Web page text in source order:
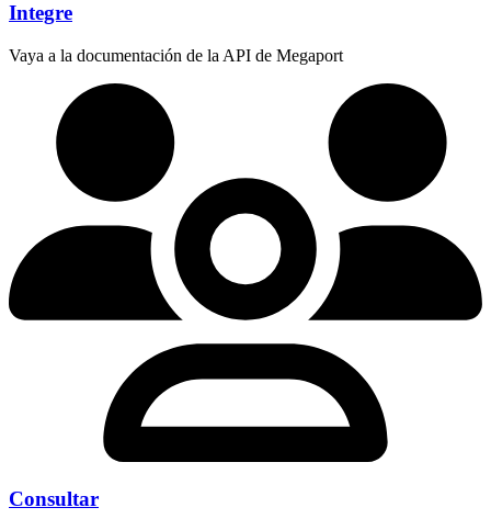
Integre
Vaya a la documentación de la API de Megaport
Consultar